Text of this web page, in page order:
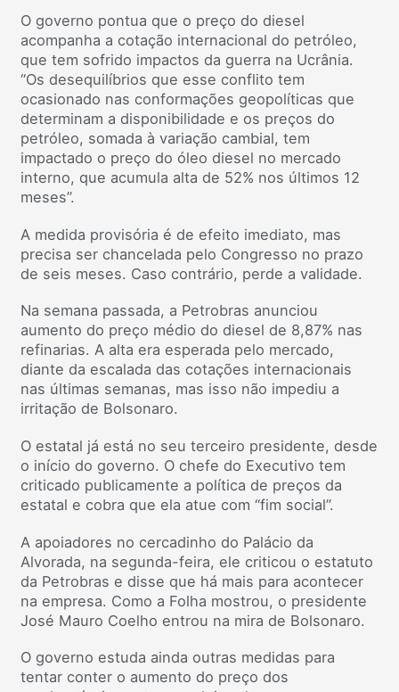
O governo pontua que o preço do diesel
acompanha a cotação internacional do petróleo,
que tem sofrido impactos da guerra na Ucrânia.
“Os desequilíbrios que esse conflito tem
ocasionado nas conformações geopolíticas que
determinam a disponibilidade e os preços do
petróleo, somada à variação cambial, tem
impactado o preço do óleo diesel no mercado
interno, que acumula alta de 52% nos últimos 12
meses”.
A medida provisória é de efeito imediato, mas
precisa ser chancelada pelo Congresso no prazo
de seis meses. Caso contrário, perde a validade.
Na semana passada, a Petrobras anunciou
aumento do preço médio do diesel de 8,87% nas
refinarias. A alta era esperada pelo mercado,
diante da escalada das cotações internacionais
nas últimas semanas, mas isso não impediu a
irritação de Bolsonaro.
O estatal já está no seu terceiro presidente, desde
o início do governo. O chefe do Executivo tem
criticado publicamente a política de preços da
estatal e cobra que ela atue com “fim social”.
A apoiadores no cercadinho do Palácio da
Alvorada, na segunda-feira, ele criticou o estatuto
da Petrobras e disse que há mais para acontecer
na empresa. Como a Folha mostrou, o presidente
José Mauro Coelho entrou na mira de Bolsonaro.
O governo estuda ainda outras medidas para
tentar conter o aumento do preço dos